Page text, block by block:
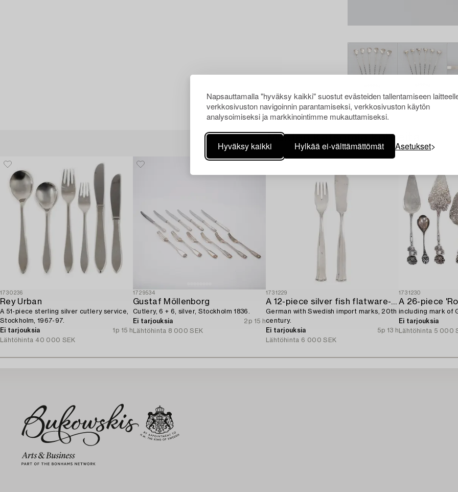
Napsauttamalla "hyväksy kaikki" suostut evästeiden tallentamiseen
verkkosivuston navigoinnin parantamiseksi, verkkosivuston käytön
analysoimiseksi ja markkinointimme mukauttamiseksi.
Hyväksy kaikki Hylkää ei-välttämättömät Asetukset
Muiden katsomia kohteita
1730236
Rey Urban
A 51-piece sterling silver cutlery service,
Stockholm, 1967-97.
Ei tarjouksia
1p 15 h
Lähtöhinta 40 000 SEK
1729534
Gustaf Möllenborg
Cutlery, 6 + 6, silver, Stockholm 1836.
Ei tarjouksia
2p 15 h
Lähtöhinta 8 000 SEK
1731229
A 12-piece silver fish flatware-service,
German with Swedish import marks, 20th
century.
Ei tarjouksia
5p 13 h
Lähtöhinta 6 000 SEK
1731230
including mark of
Ei tarjouksia
Lähtöhinta 5 000